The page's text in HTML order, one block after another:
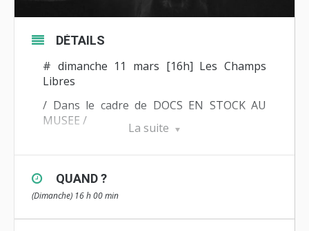
La suite
DÉTAILS
# dimanche 11 mars [16h] Les Champs
Libres
/ Dans le cadre de DOCS EN STOCK AU
MUSEE /
Au sud-est de Paris se dresse l’imposant
turfistes aujourd’hui de plus en plus
QUAND ?
(Dimanche) 16 h 00 min